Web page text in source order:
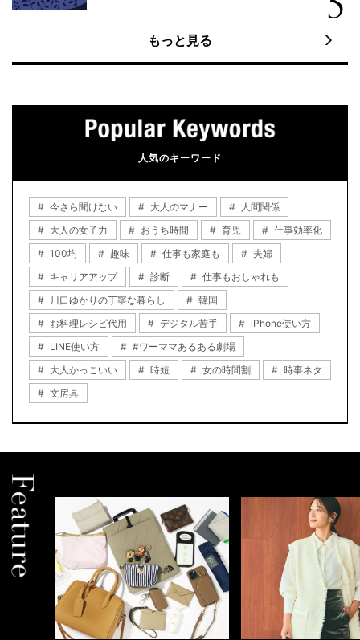
もっと見る
人気のキーワード
今さら聞けない 大人のマナー
人間関係
大人の女子力
おうち時間 育児
仕事効率化
100均
趣味 仕事も家庭も
夫婦
キャリアアップ
診断
仕事もおしゃれも
川口ゆかりの丁寧な暮らし
韓国
お料理レシピ代用
デジタル苦手
iPhone使い方
LINE使い方
#ワーママあるある劇場
大人かっこいい
時短 女の時間割
時事ネタ
文房具